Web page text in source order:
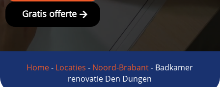
Gratis offerte
Home- Locaties - Noord-Brabant- Badkamer
renovatie Den Dungen